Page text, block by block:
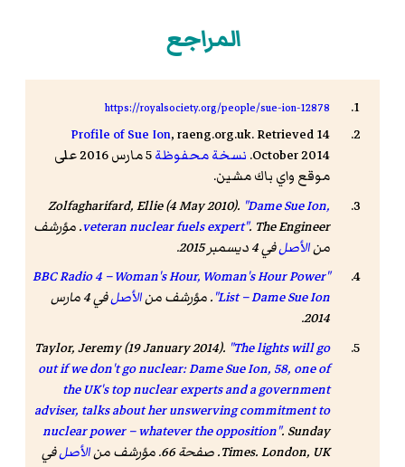
المراجع
https://royalsociety.org/people/sue-ion-12878
Profile of Sue Ion, raeng.org.uk. Retrieved 14
October 2014. نسخة محفوظة
5 مارس 2016 على
موقع واي باك مشين.
Zolfagharifard, Ellie (4 May 2010). "Dame Sue Ion,
veteran nuclear fuels expert". The Engineer
. مؤرشف
منالأصلفي 4 ديسمبر 2015
.
"BBC Radio 4 – Woman's Hour, Woman's Hour Power
List – Dame Sue Ion" . مؤرشف منالأصل
في 4 مارس
2014
.
Taylor, Jeremy (19 January 2014). "The lights will go
out if we don't go nuclear: Dame Sue Ion, 58, one of
the UK's top nuclear experts and a government
adviser, talks about her unswerving commitment to
nuclear power – whatever the opposition". Sunday
Times. London, UK. صفحة 66. مؤرشف من الأصلفي